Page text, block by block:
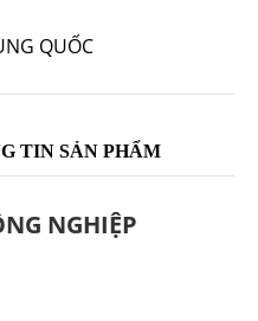
QUỐC
TIN SẢN PHẨM
NGHIỆP